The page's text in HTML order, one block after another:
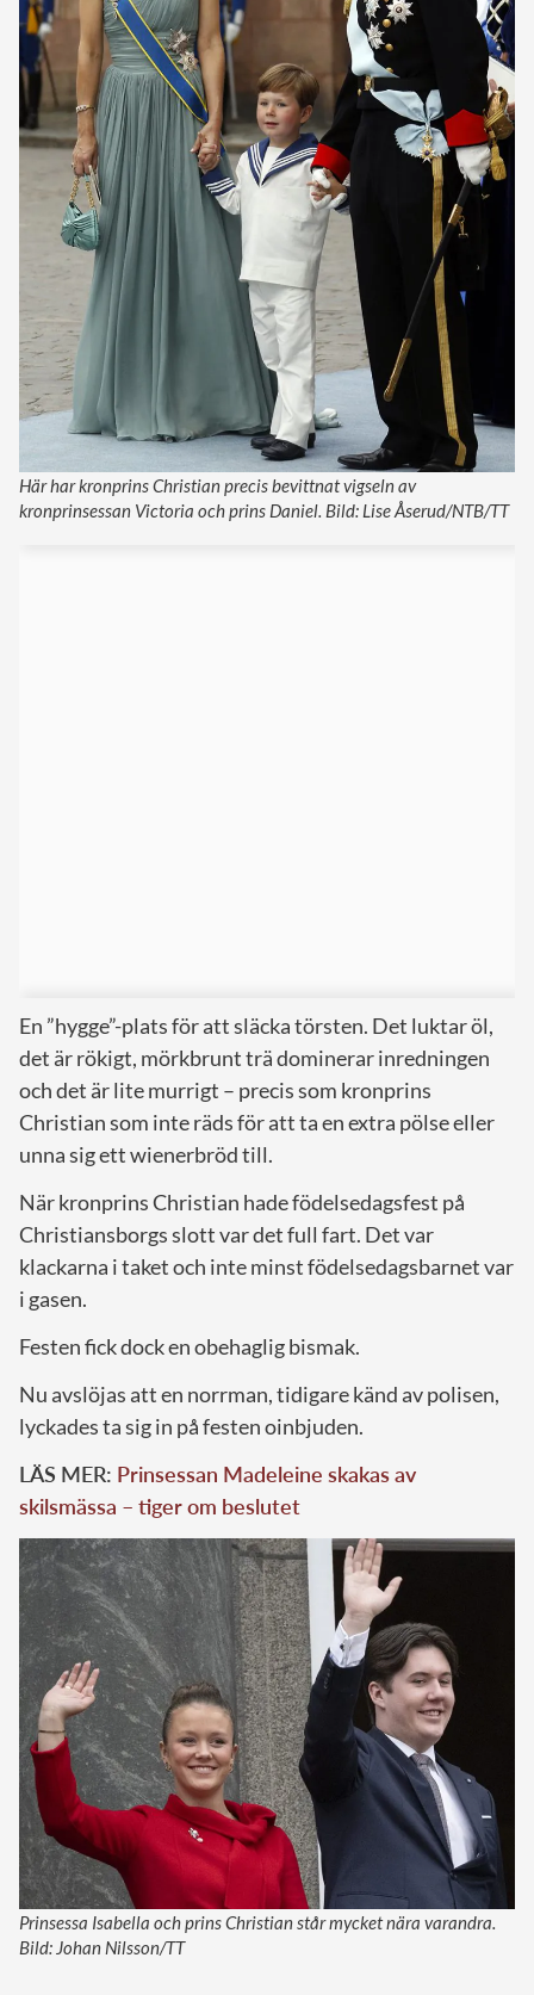
Här har kronprins Christian precis bevittnat vigseln av
kronprinsessan Victoria och prins Daniel. Bild: Lise Åserud/NTB/TT
En ”hygge”-plats för att släcka törsten. Det luktar öl,
det är rökigt, mörkbrunt trä dominerar inredningen
och det är lite murrigt – precis som kronprins
Christian som inte räds för att ta en extra pölse eller
unna sig ett wienerbröd till.
När kronprins Christian hade födelsedagsfest på
Christiansborgs slott var det full fart. Det var
klackarna i taket och inte minst födelsedagsbarnet var
i gasen.
Festen fick dock en obehaglig bismak.
Nu avslöjas att en norrman, tidigare känd av polisen,
lyckades ta sig in på festen oinbjuden.
LÄS MER: Prinsessan Madeleine skakas av
skilsmässa – tiger om beslutet
Prinsessa Isabella och prins Christian står mycket nära varandra.
Bild: Johan Nilsson/TT